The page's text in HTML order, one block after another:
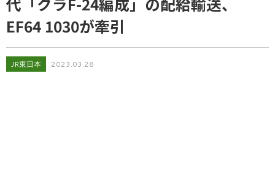
EF64 1030が牽引
JR東日本 2023.03.28